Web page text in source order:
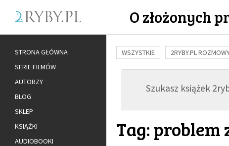
O złożonych
WSZYSTKIE 2RYBY.PL
BUDOWANIE WIĘZI RODZINA
ADOPCJASzukasz książek
Tag: problem
STRONA GŁÓWNA
SERIE FILMÓW
AUTORZY
BLOG
SKLEP
KSIĄŻKI
AUDIOBOOKI